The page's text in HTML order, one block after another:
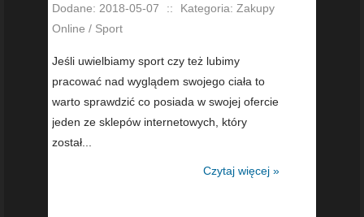
Dodane: 2018-05-07 ::
Kategoria: Zakupy
Online / Sport
Jeśli uwielbiamy sport czy też lubimy
pracować nad wyglądem swojego ciała to
warto sprawdzić co posiada w swojej ofercie
jeden ze sklepów internetowych, który
został...
Czytaj więcej »